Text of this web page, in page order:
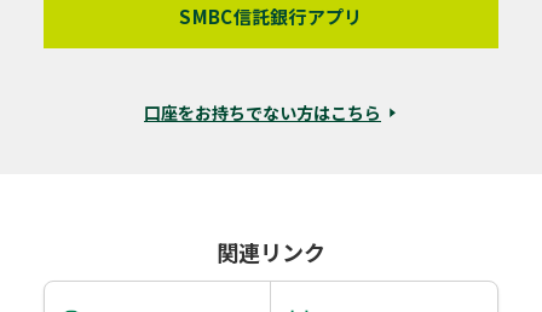
SMBC信託銀行アプリ
口座をお持ちでない方はこちら
関連リンク